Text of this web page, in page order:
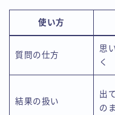
使い方
質問の仕方
思
く
結果の扱い
出
の